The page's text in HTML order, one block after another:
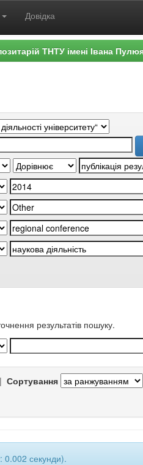
Довідка
ТНТУ імені Івана
результатів пошуку.
| Сортування
0.002 секунди).